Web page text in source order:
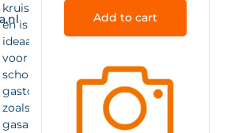
kruisbesmetting
en is
ideaal
voor
schone
gastoepassingen
zoals
gasanalyse,
Add to cart